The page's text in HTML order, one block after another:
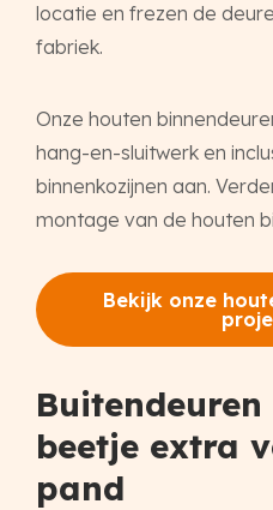
locatie en frezen de
fabriek.
Onze houten
hang-en-sluitwerk en
binnenkozijnen aan.
montage van de houten
Bekijk onze
beetje extra
pand